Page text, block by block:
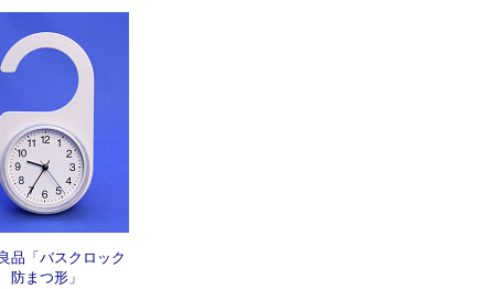
品「バスクロック
防まつ形」